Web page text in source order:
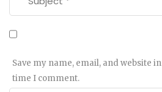
Save my name, email, and website
time I comment.